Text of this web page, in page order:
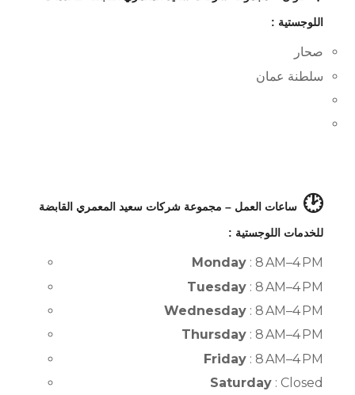
اللوجستية :
صحار
سلطنة عمان
🕑 ساعات العمل – مجموعة شركات سعيد المعمري القابضة
للخدمات اللوجستية :
Monday : 8 AM–4 PM
Tuesday : 8 AM–4 PM
Wednesday : 8 AM–4 PM
Thursday : 8 AM–4 PM
Friday : 8 AM–4 PM
Saturday : Closed